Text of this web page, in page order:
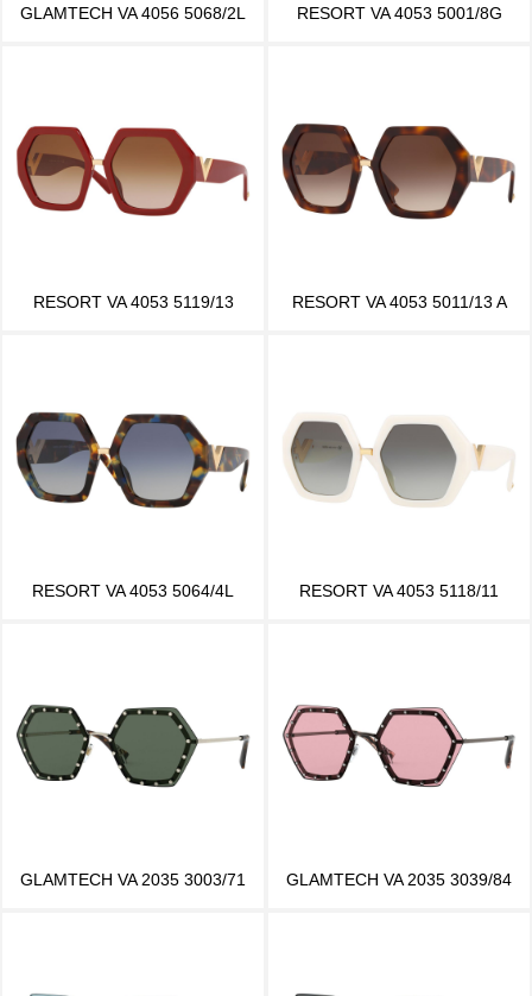
GLAMTECH VA 4056 5068/2L RESORT VA 4053 5001/8G
RESORT VA 4053 5119/13 RESORT VA 4053 5011/13 A
RESORT VA 4053 5064/4L RESORT VA 4053 5118/11
GLAMTECH VA 2035 3003/71 GLAMTECH VA 2035 3039/84